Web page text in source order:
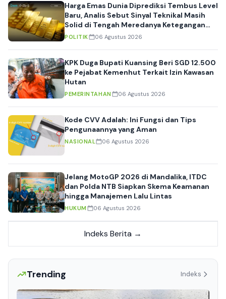
Harga Emas Dunia Diprediksi Tembus Level
Baru, Analis Sebut Sinyal Teknikal Masih
Solid di Tengah Meredanya Ketegangan
Geopolitik
POLITIK 06 Agustus 2026
KPK Duga Bupati Kuansing Beri SGD 12.500
ke Pejabat Kemenhut Terkait Izin Kawasan
Hutan
PEMERINTAHAN 06 Agustus 2026
Kode CVV Adalah: Ini Fungsi dan Tips
Pengunaannya yang Aman
NASIONAL 06 Agustus 2026
Jelang MotoGP 2026 di Mandalika, ITDC
dan Polda NTB Siapkan Skema Keamanan
hingga Manajemen Lalu Lintas
HUKUM 06 Agustus 2026
Indeks Berita →
Trending Indeks